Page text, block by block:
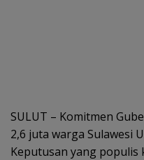
SULUT – Komitmen
2,6 juta warga Sulawesi
Keputusan yang